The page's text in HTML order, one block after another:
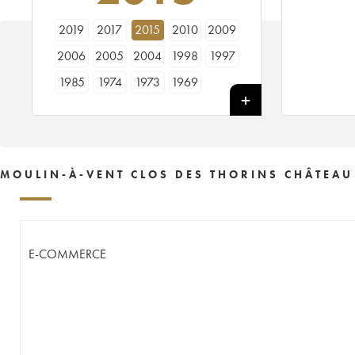
2019 2017 2015 2010
2009
2006
2005 2004 1998
1997
1985
1974 1973 1969
MOULIN-À-VENT CLOS DES THORINS
E-COMMERCE